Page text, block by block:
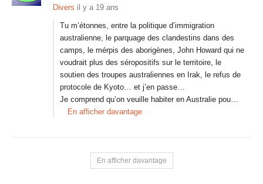
Divers il y a 19 ans
Tu m’étonnes, entre la politique d’immigration
australienne, le parquage des clandestins dans des
camps, le mérpis des aborigènes, John Howard qui ne
voudrait plus des séropositifs sur le territoire, le
soutien des troupes australiennes en Irak, le refus de
protocole de Kyoto… et j’en passe…
Je comprend qu’on veuille habiter en Australie pou…
En afficher davantage
En afficher davantage